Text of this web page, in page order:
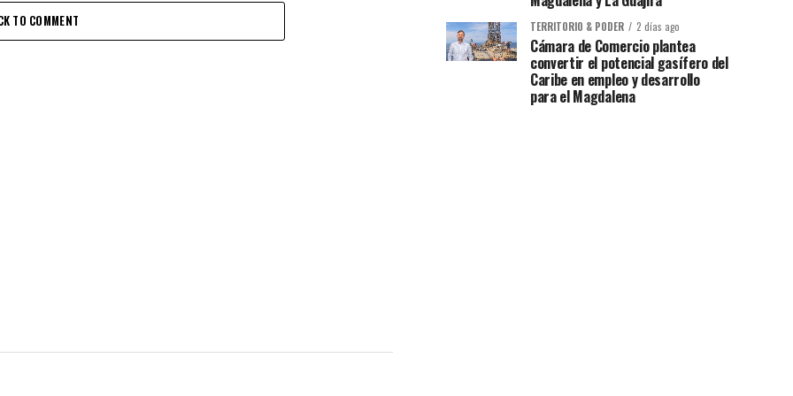
TO COMMENT TERRITORIO & PODER 2 días ago
Cámara de Comercio plantea
convertir el potencial gasífero del
Caribe en empleo y desarrollo
para el Magdalena